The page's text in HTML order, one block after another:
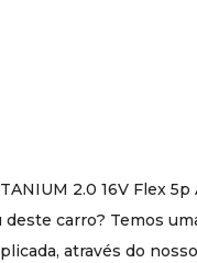
2.0 16V Flex
deste carro? Temos
através do